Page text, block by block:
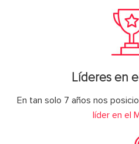
Líderes en
En tan solo 7 años nos
líder en el